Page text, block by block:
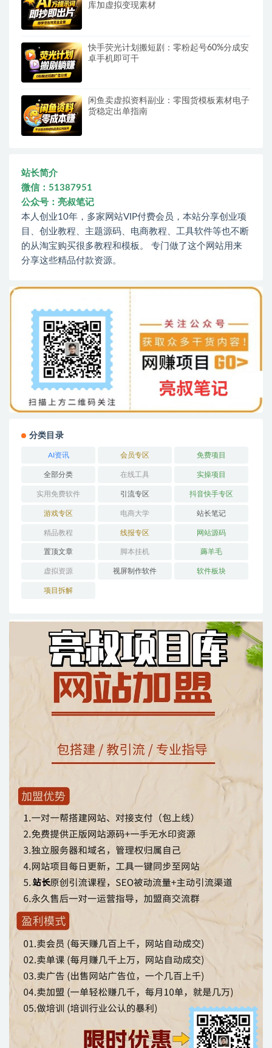
库加虚拟变现素材
快手荧光计划搬短剧：零粉起号60%分成安
卓手机即可干
闲鱼卖虚拟资料副业：零囤货模板素材电子
货稳定出单指南
站长简介
微信：51387951
公众号：亮叔笔记
本人创业10年，多家网站VIP付费会员，本站分享创业项
目、创业教程、主题源码、电商教程、工具软件等也不断
的从淘宝购买很多教程和模板。 专门做了这个网站用来
分享这些精品付款资源。
分类目录
AI资讯 会员专区 免费项目
全部分类 在线工具 实操项目
实用免费软件 引流专区 抖音快手专区
游戏专区 电商大学 站长笔记
精品教程 线报专区 网站源码
置顶文章 脚本挂机 薅羊毛
虚拟资源 视屏制作软件 软件板块
项目拆解